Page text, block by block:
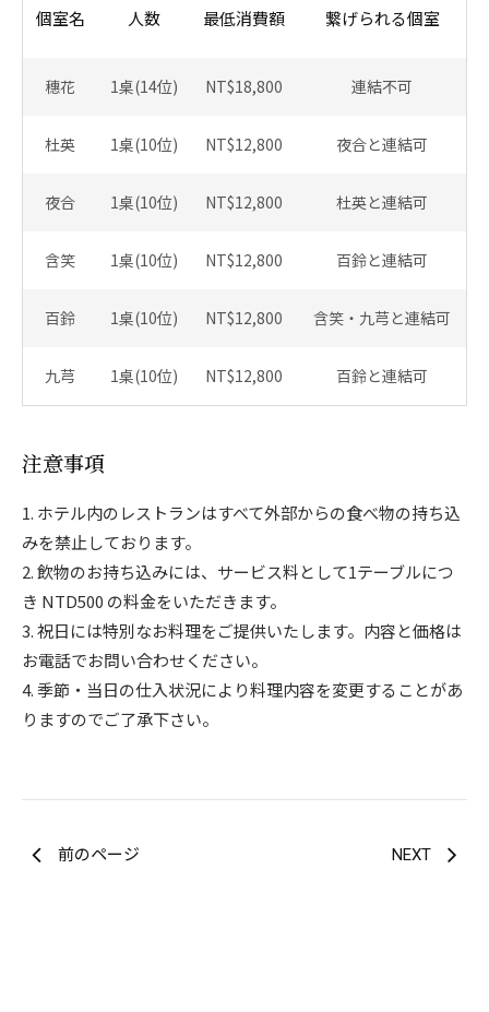
個室名 人数 最低消費額 繋げられる個室
穗花 1桌(14位) NT$18,800 連結不可
杜英 1桌(10位) NT$12,800 夜合と連結可
夜合 1桌(10位) NT$12,800 杜英と連結可
含笑 1桌(10位) NT$12,800 百鈴と連結可
百鈴 1桌(10位) NT$12,800 含笑・九芎と連結可
九芎 1桌(10位) NT$12,800 百鈴と連結可
注意事項
1. ホテル内のレストランはすべて外部からの食べ物の持ち込
みを禁止しております。
2. 飲物のお持ち込みには、サービス料として1テーブルにつ
き NTD500 の料金をいただきます。
3. 祝日には特別なお料理をご提供いたします。内容と価格は
お電話でお問い合わせください。
4. 季節・当日の仕入状況により料理内容を変更することがあ
りますのでご了承下さい。
前のページ NEXT